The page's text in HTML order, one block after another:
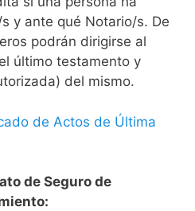
y ante qué Notario/s. De
podrán dirigirse al
último testamento y
del mismo.
de Actos de Última
de Seguro de